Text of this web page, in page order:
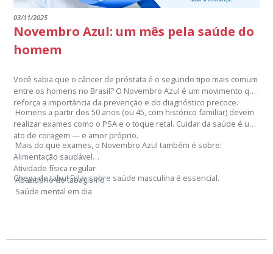
03/11/2025
Novembro Azul: um mês pela saúde do
homem
Você sabia que o câncer de próstata é o segundo tipo mais comum
entre os homens no Brasil? O Novembro Azul é um movimento que
reforça a importância da prevenção e do diagnóstico precoce.
Homens a partir dos 50 anos (ou 45, com histórico familiar) devem
realizar exames como o PSA e o toque retal. Cuidar da saúde é um
ato de coragem — e amor próprio.
Mais do que exames, o Novembro Azul também é sobre:
Alimentação saudável
Atividade física regular
Abandono do tabagismo
Saúde mental em dia
Chega de tabu! Falar sobre saúde masculina é essencial.